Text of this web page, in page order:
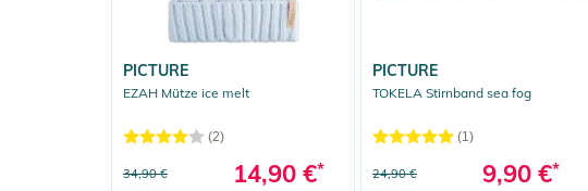
PICTURE
EZAH Mütze ice melt
(2)
34,90 € 14,90 €*
PICTURE
TOKELA Stirnband sea fog
(1)
24,90 € 9,90 €*